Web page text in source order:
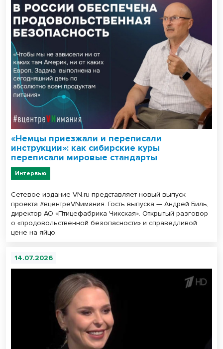
«Немцы приезжали и переписали
инструкции»: как сибирские куры
переписали мировые стандарты
Интервью
Сетевое издание VN.ru представляет новый выпуск
проекта #вцентреVNимания. Гость выпуска — Андрей Биль,
директор АО «Птицефабрика Чикская». Открытый разговор
о «продовольственной безопасности» и справедливой
цене на яйцо.
14.07.2026